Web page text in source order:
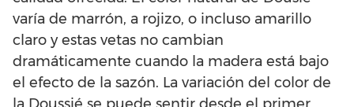
varía de marrón, a rojizo, o incluso amarillo
claro y estas vetas no cambian
dramáticamente cuando la madera está bajo
el efecto de la sazón. La variación del color de
la Doussié se puede sentir desde el primer